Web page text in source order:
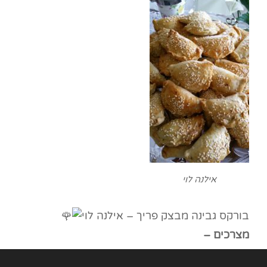
אילנה לוי
בורקס גבינה מבצק פריך – אילנה לוי
מצרכים –